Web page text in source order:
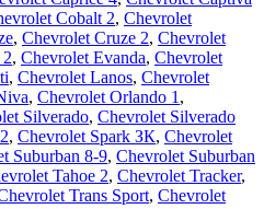
Cobalt 2, Chevrolet
, Chevrolet Cruze 2, Chevrolet
, Chevrolet Evanda, Chevrolet
, Chevrolet Lanos, Chevrolet
, Chevrolet Orlando 1 ,
Silverado, Chevrolet Silverado
, Chevrolet Spark ЗК, Chevrolet
Suburban 8-9, Chevrolet Suburban
Tahoe 2, Chevrolet Tracker,
Trans Sport, Chevrolet